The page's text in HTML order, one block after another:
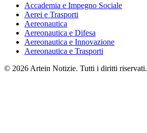
Accademia e Impegno Sociale
Aerei e Trasporti
Aereonautica
Aereonautica e Difesa
Aereonautica e Innovazione
Aereonautica e Trasporti
© 2026 Artein Notizie. Tutti i diritti riservati.